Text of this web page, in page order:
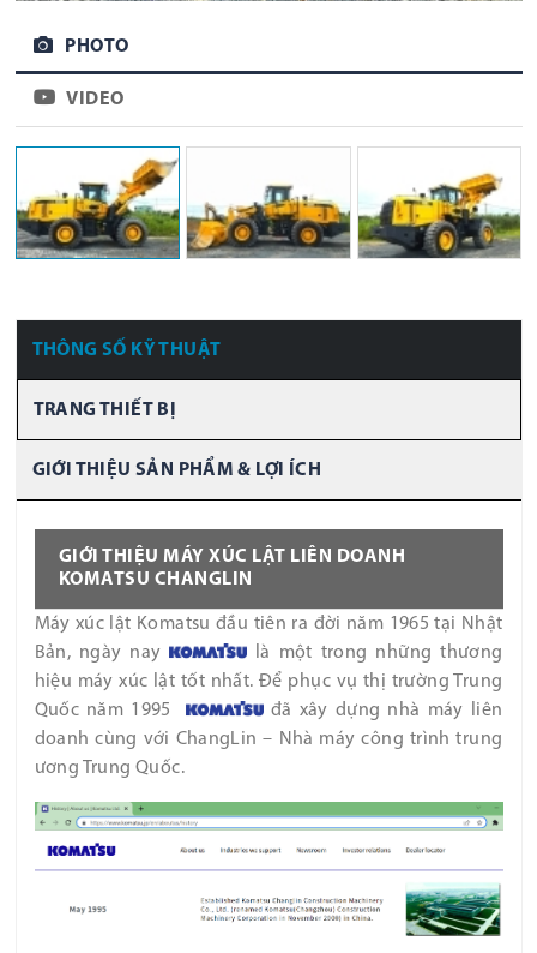
PHOTO
VIDEO
THÔNG SỐ KỸ THUẬT
TRANG THIẾT BỊ
GIỚI THIỆU SẢN PHẨM & LỢI ÍCH
GIỚI THIỆU MÁY XÚC LẬT LIÊN DOANH
KOMATSU CHANGLIN
Máy xúc lật Komatsu đầu tiên ra đời năm 1965 tại Nhật
Bản, ngày nay
là một trong những thương
hiệu máy xúc lật tốt nhất. Để phục vụ thị trường Trung
Quốc năm 1995
đã xây dựng nhà máy liên
doanh cùng với ChangLin – Nhà máy công trình trung
ương Trung Quốc.